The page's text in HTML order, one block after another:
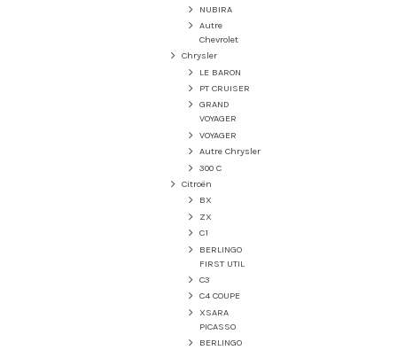
NUBIRA
Autre
Chevrolet
Chrysler
LE BARON
PT CRUISER
GRAND
VOYAGER
VOYAGER
Autre Chrysler
300 C
Citroën
BX
ZX
C1
BERLINGO
FIRST UTIL
C3
C4 COUPE
XSARA
PICASSO
BERLINGO